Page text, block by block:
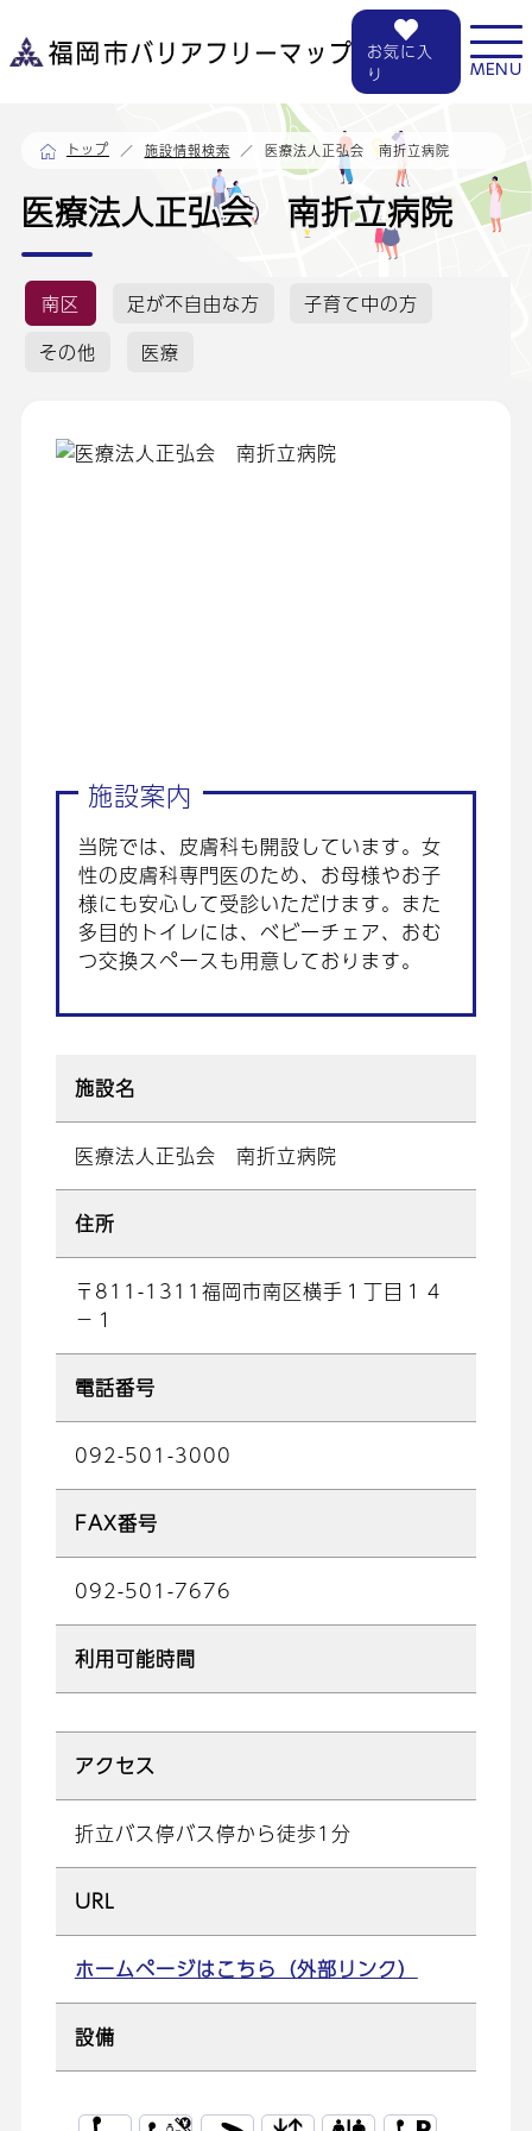
お気に入
り
MENU
トップ 施設情報検索 医療法人正弘会 南折立病院
医療法人正弘会 南折立病院
南区 足が不自由な方
子育て中の方
その他
医療
施設案内
当院では、皮膚科も開設しています。女
性の皮膚科専門医のため、お母様やお子
様にも安心して受診いただけます。また
多目的トイレには、ベビーチェア、おむ
つ交換スペースも用意しております。
施設名
医療法人正弘会 南折立病院
住所
〒811-1311福岡市南区横手１丁目１４
－１
電話番号
092-501-3000
FAX番号
092-501-7676
利用可能時間
アクセス
折立バス停バス停から徒歩1分
URL
ホームページはこちら（外部リンク）
設備